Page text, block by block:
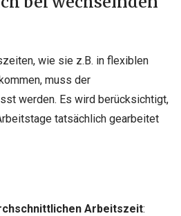
wie sie z.B. in flexiblen
muss der
werden. Es wird berücksichtigt,
tatsächlich gearbeitet
Arbeitszeit: